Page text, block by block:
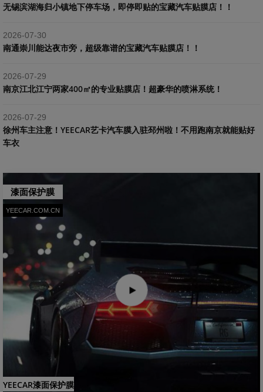
​无锡滨湖海归小镇地下停车场，即停即贴的宝藏汽车贴膜店！！
2026-07-30
南通崇川能达夜市旁，超级靠谱的宝藏汽车贴膜店！！
2026-07-29
南京江北江宁两家400㎡的专业贴膜店！超豪华的喷淋系统！
2026-07-29
​徐州车主注意！YEECAR艺卡汽车膜入驻邳州啦！不用跑南京就能贴好
车衣
漆面保护膜
YEECAR.COM.CN
YEECAR漆面保护膜